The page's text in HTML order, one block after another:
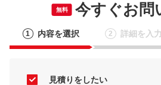
無料 今すぐお問
1 内容を選択 2 詳細を入力
見積りをしたい